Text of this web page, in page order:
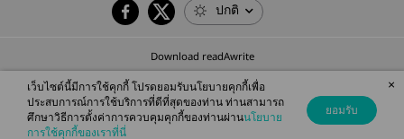
ปกติ
Download readAwrite
© 2026 readAwrite.com by MEB Corporation Public Company Limited
This site is protected by reCAPTCHA and the Google
เว็บไซต์นี้มีการใช้คุกกี้ โปรดยอมรับนโยบายคุกกี้เพื่อ
ประสบการณ์การใช้บริการที่ดีที่สุดของท่าน ท่านสามารถ
ศึกษาวิธีการตั้งค่าการควบคุมคุกกี้ของท่านผ่านนโยบาย
การใช้คุกกี้ของเราที่นี่
ยอมรับ
×